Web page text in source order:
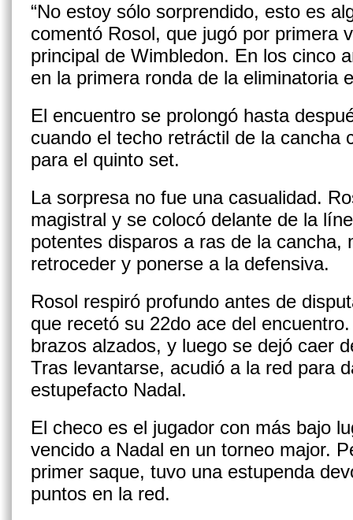
“No estoy sólo sorprendido, esto es
comentó Rosol, que jugó por primera
principal de Wimbledon. En los cinco
en la primera ronda de la eliminatoria
El encuentro se prolongó hasta
cuando el techo retráctil de la cancha
para el quinto set.
La sorpresa no fue una casualidad.
magistral y se colocó delante de la
potentes disparos a ras de la cancha,
retroceder y ponerse a la defensiva.
Rosol respiró profundo antes de
que recetó su 22do ace del
brazos alzados, y luego se dejó caer
Tras levantarse, acudió a la red para
estupefacto Nadal.
El checo es el jugador con más bajo
vencido a Nadal en un torneo major.
primer saque, tuvo una estupenda
puntos en la red.